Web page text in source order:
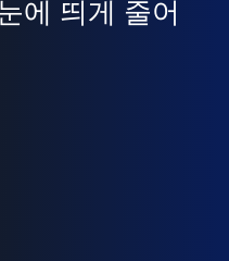
에 띄게 줄어